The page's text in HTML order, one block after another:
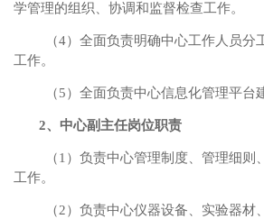
学管理的组织、协调和监督检查工作。
（4）全面负责明确中心工作人员分
工作。
（5）全面负责中心信息化管理平台
2、中心副主任岗位职责
（1 ）负责中心管理制度、管理细则
工作。
（2）负责中心仪器设备、实验器材